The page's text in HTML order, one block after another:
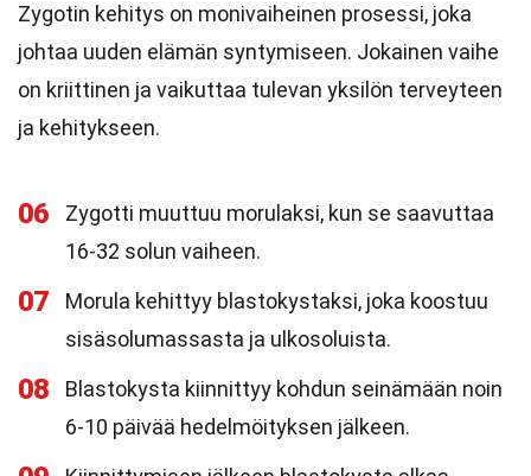
Zygotin kehitys on monivaiheinen prosessi, joka
johtaa uuden elämän syntymiseen. Jokainen vaihe
on kriittinen ja vaikuttaa tulevan yksilön terveyteen
ja kehitykseen.
06
Zygotti muuttuu morulaksi, kun se saavuttaa
16-32 solun vaiheen.
07
Morula kehittyy blastokystaksi, joka koostuu
sisäsolumassasta ja ulkosoluista.
08
Blastokysta kiinnittyy kohdun seinämään noin
6-10 päivää hedelmöityksen jälkeen.